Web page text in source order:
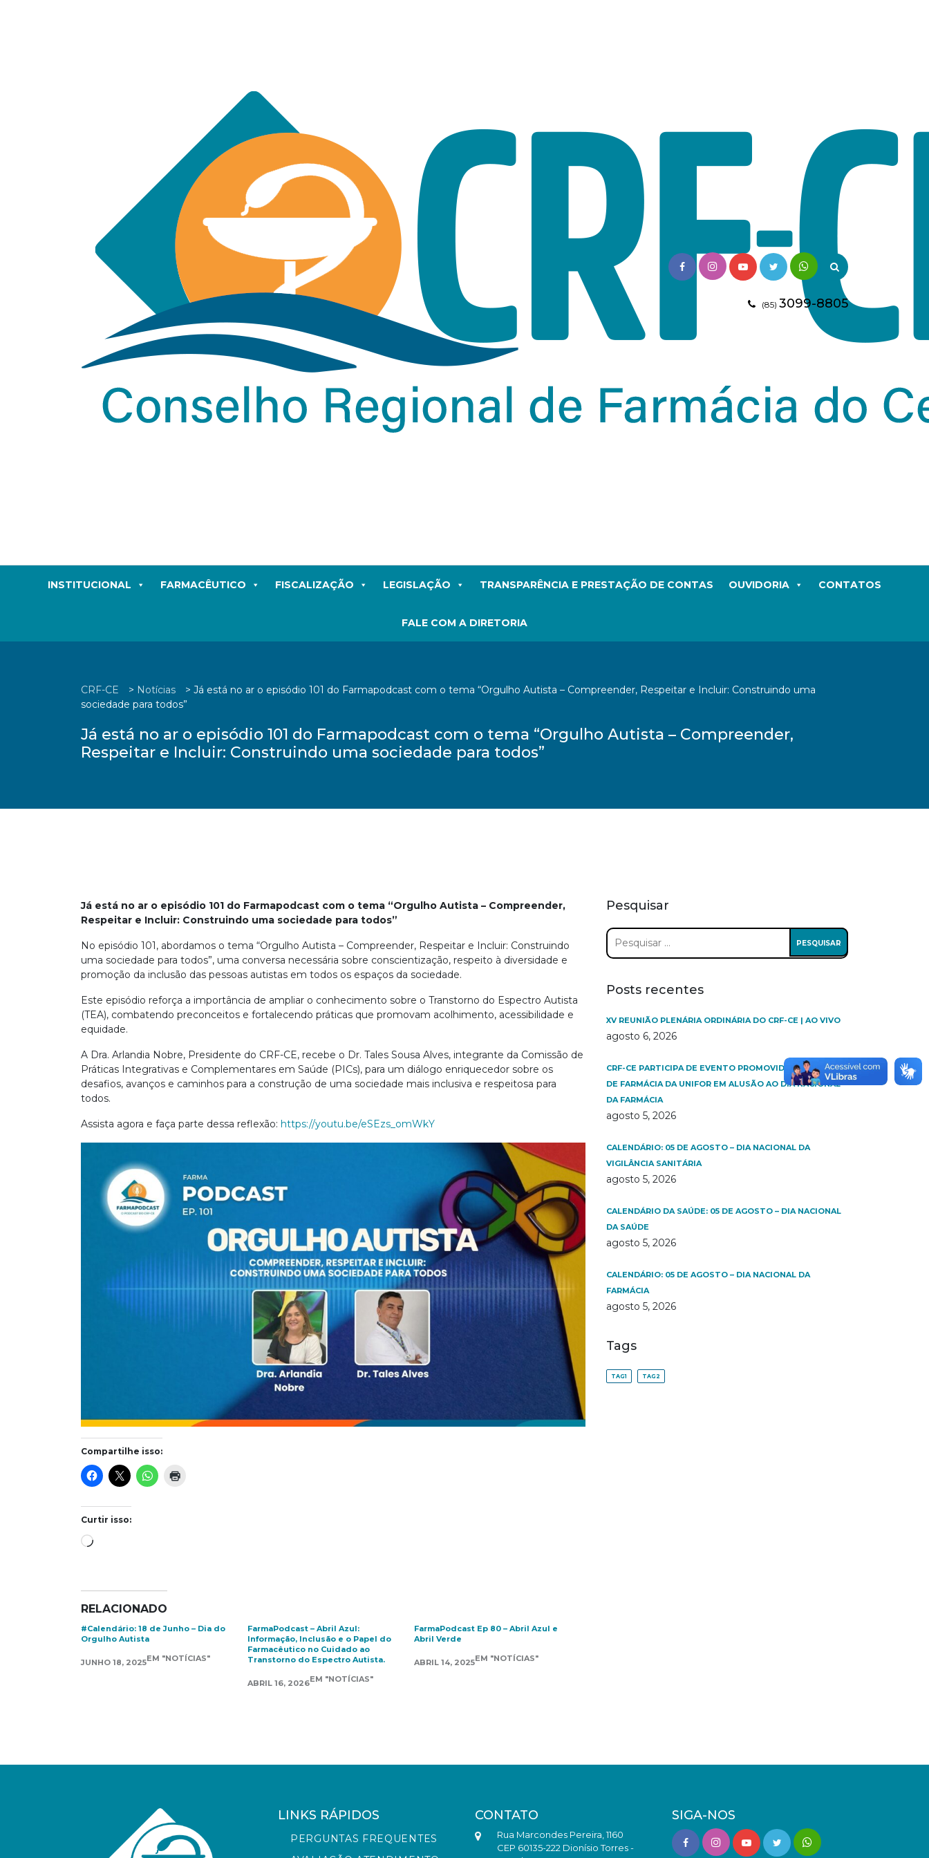
(85) 3099-8805
INSTITUCIONAL FARMACÊUTICO FISCALIZAÇÃO LEGISLAÇÃO TRANSPARÊNCIA E PRESTAÇÃO DE CONTAS OUVIDORIA CONTATOS
FALE COM A DIRETORIA
CRF-CE > Notícias > Já está no ar o episódio 101 do Farmapodcast com o tema “Orgulho Autista – Compreender, Respeitar e Incluir: Construindo uma
sociedade para todos”
Já está no ar o episódio 101 do Farmapodcast com o tema “Orgulho Autista – Compreender,
Respeitar e Incluir: Construindo uma sociedade para todos”
Já está no ar o episódio 101 do Farmapodcast com o tema “Orgulho Autista – Compreender,
Respeitar e Incluir: Construindo uma sociedade para todos”
No episódio 101, abordamos o tema “Orgulho Autista – Compreender, Respeitar e Incluir: Construindo
uma sociedade para todos”, uma conversa necessária sobre conscientização, respeito à diversidade e
promoção da inclusão das pessoas autistas em todos os espaços da sociedade.
Este episódio reforça a importância de ampliar o conhecimento sobre o Transtorno do Espectro Autista
(TEA), combatendo preconceitos e fortalecendo práticas que promovam acolhimento, acessibilidade e
equidade.
A Dra. Arlandia Nobre, Presidente do CRF-CE, recebe o Dr. Tales Sousa Alves, integrante da Comissão de
Práticas Integrativas e Complementares em Saúde (PICs), para um diálogo enriquecedor sobre os
desafios, avanços e caminhos para a construção de uma sociedade mais inclusiva e respeitosa para
todos.
Assista agora e faça parte dessa reflexão: https://youtu.be/eSEzs_omWkY
Compartilhe isso:
Curtir isso:
Carregando...
RELACIONADO
#Calendário: 18 de Junho – Dia do
Orgulho Autista
JUNHO 18, 2025EM "NOTÍCIAS"
FarmaPodcast – Abril Azul:
Informação, Inclusão e o Papel do
Farmacêutico no Cuidado ao
Transtorno do Espectro Autista.
ABRIL 16, 2026EM "NOTÍCIAS"
FarmaPodcast Ep 80 – Abril Azul e
Abril Verde
ABRIL 14, 2025EM "NOTÍCIAS"
Pesquisar
Pesquisar
por:
Posts recentes
XV REUNIÃO PLENÁRIA ORDINÁRIA DO CRF-CE | AO VIVO
agosto 6, 2026
CRF-CE PARTICIPA DE EVENTO PROMOVIDO PELO CURSO
DE FARMÁCIA DA UNIFOR EM ALUSÃO AO DIA NACIONAL
DA FARMÁCIA
agosto 5, 2026
CALENDÁRIO: 05 DE AGOSTO – DIA NACIONAL DA
VIGILÂNCIA SANITÁRIA
agosto 5, 2026
CALENDÁRIO DA SAÚDE: 05 DE AGOSTO – DIA NACIONAL
DA SAÚDE
agosto 5, 2026
CALENDÁRIO: 05 DE AGOSTO – DIA NACIONAL DA
FARMÁCIA
agosto 5, 2026
Tags
TAG1 TAG2
LINKS RÁPIDOS
PERGUNTAS FREQUENTES
CONTATO
Rua Marcondes Pereira, 1160
CEP 60135-222 Dionísio Torres -
SIGA-NOS